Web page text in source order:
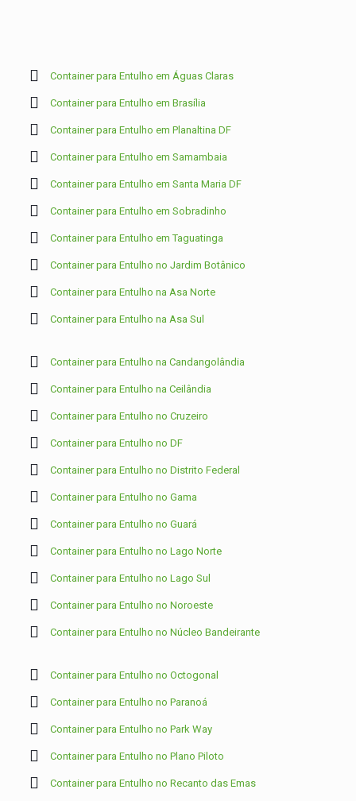
Container para Entulho em Águas Claras
Container para Entulho em Brasília
Container para Entulho em Planaltina DF
Container para Entulho em Samambaia
Container para Entulho em Santa Maria DF
Container para Entulho em Sobradinho
Container para Entulho em Taguatinga
Container para Entulho no Jardim Botânico
Container para Entulho na Asa Norte
Container para Entulho na Asa Sul
Container para Entulho na Candangolândia
Container para Entulho na Ceilândia
Container para Entulho no Cruzeiro
Container para Entulho no DF
Container para Entulho no Distrito Federal
Container para Entulho no Gama
Container para Entulho no Guará
Container para Entulho no Lago Norte
Container para Entulho no Lago Sul
Container para Entulho no Noroeste
Container para Entulho no Núcleo Bandeirante
Container para Entulho no Octogonal
Container para Entulho no Paranoá
Container para Entulho no Park Way
Container para Entulho no Plano Piloto
Container para Entulho no Recanto das Emas